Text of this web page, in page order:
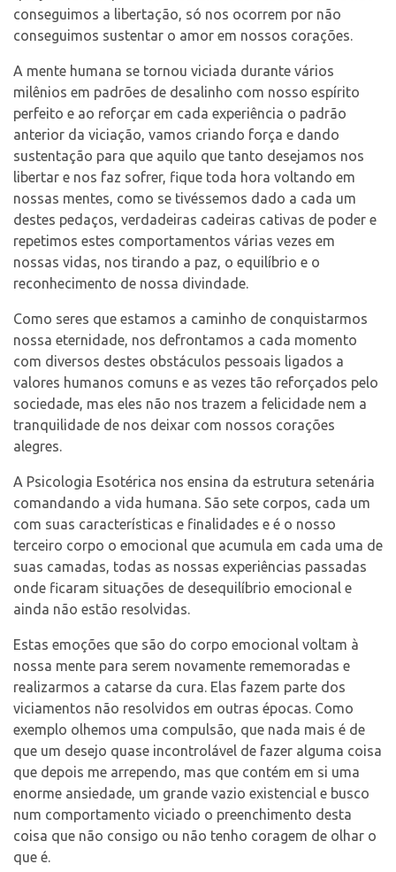
conseguimos a libertação, só nos ocorrem por não
conseguimos sustentar o amor em nossos corações.
A mente humana se tornou viciada durante vários
milênios em padrões de desalinho com nosso espírito
perfeito e ao reforçar em cada experiência o padrão
anterior da viciação, vamos criando força e dando
sustentação para que aquilo que tanto desejamos nos
libertar e nos faz sofrer, fique toda hora voltando em
nossas mentes, como se tivéssemos dado a cada um
destes pedaços, verdadeiras cadeiras cativas de poder e
repetimos estes comportamentos várias vezes em
nossas vidas, nos tirando a paz, o equilíbrio e o
reconhecimento de nossa divindade.
Como seres que estamos a caminho de conquistarmos
nossa eternidade, nos defrontamos a cada momento
com diversos destes obstáculos pessoais ligados a
valores humanos comuns e as vezes tão reforçados pelo
sociedade, mas eles não nos trazem a felicidade nem a
tranquilidade de nos deixar com nossos corações
alegres.
A Psicologia Esotérica nos ensina da estrutura setenária
comandando a vida humana. São sete corpos, cada um
com suas características e finalidades e é o nosso
terceiro corpo o emocional que acumula em cada uma de
suas camadas, todas as nossas experiências passadas
onde ficaram situações de desequilíbrio emocional e
ainda não estão resolvidas.
Estas emoções que são do corpo emocional voltam à
nossa mente para serem novamente rememoradas e
realizarmos a catarse da cura. Elas fazem parte dos
viciamentos não resolvidos em outras épocas. Como
exemplo olhemos uma compulsão, que nada mais é de
que um desejo quase incontrolável de fazer alguma coisa
que depois me arrependo, mas que contém em si uma
enorme ansiedade, um grande vazio existencial e busco
num comportamento viciado o preenchimento desta
coisa que não consigo ou não tenho coragem de olhar o
que é.